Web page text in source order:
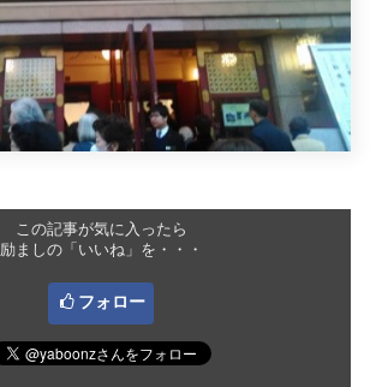
この記事が気に入ったら
励ましの「いいね」を・・・
フォロー